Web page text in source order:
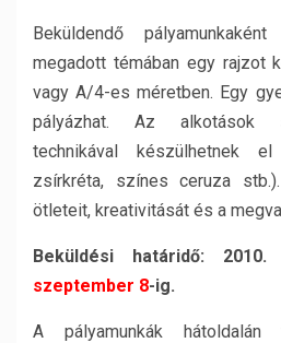
Beküldendő
megadott témában egy rajzot
vagy A/4-es méretben. Egy
pályázhat. Az alkotások
technikával készülhetnek
zsírkréta, színes ceruza
ötleteit, kreativitását és a
Beküldési határidő:
szeptember 8-ig.
A pályamunkák